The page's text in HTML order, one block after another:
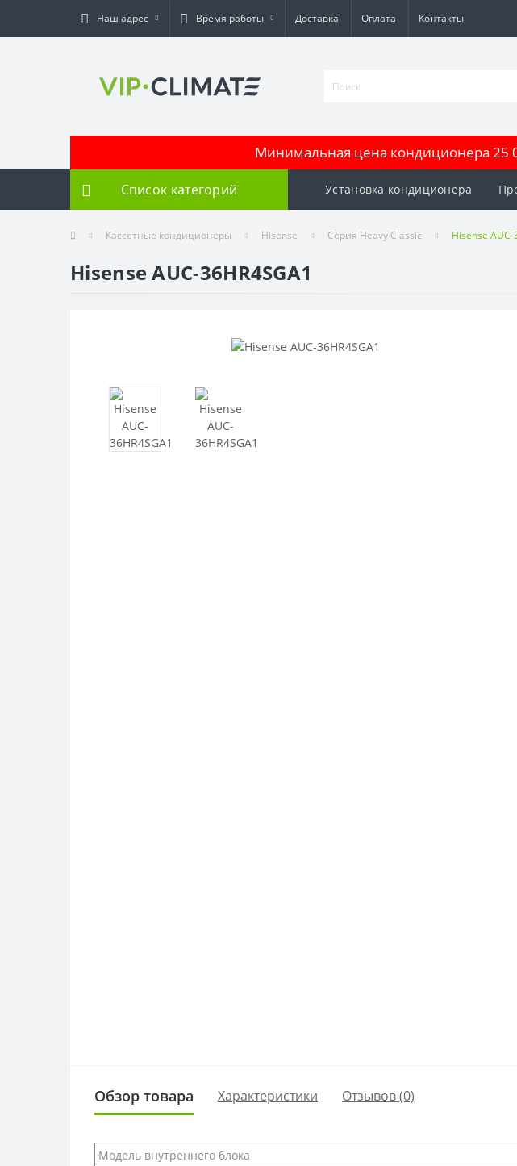
Наш адрес Время работы Доставка Оплата Контакты
Минимальная цена кондиционера 25
Список категорий Установка кондиционера
Кассетные кондиционеры Hisense Серия Heavy Classic Hisense AUC-
Hisense AUC-36HR4SGA1
Обзор товара Характеристики Отзывов (0)
Модель внутреннего блока